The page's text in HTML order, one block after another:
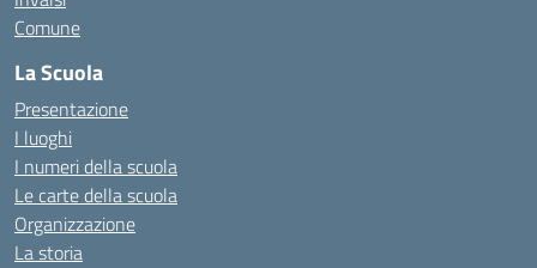
Comune
La Scuola
Presentazione
I luoghi
I numeri della scuola
Le carte della scuola
Organizzazione
La storia